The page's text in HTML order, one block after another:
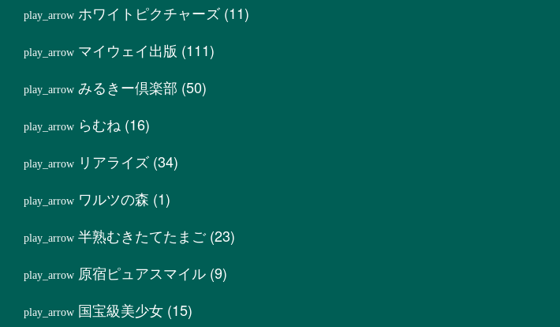
ホワイトピクチャーズ (11)
マイウェイ出版 (111)
みるきー倶楽部 (50)
らむね (16)
リアライズ (34)
ワルツの森 (1)
半熟むきたてたまご (23)
原宿ピュアスマイル (9)
国宝級美少女 (15)